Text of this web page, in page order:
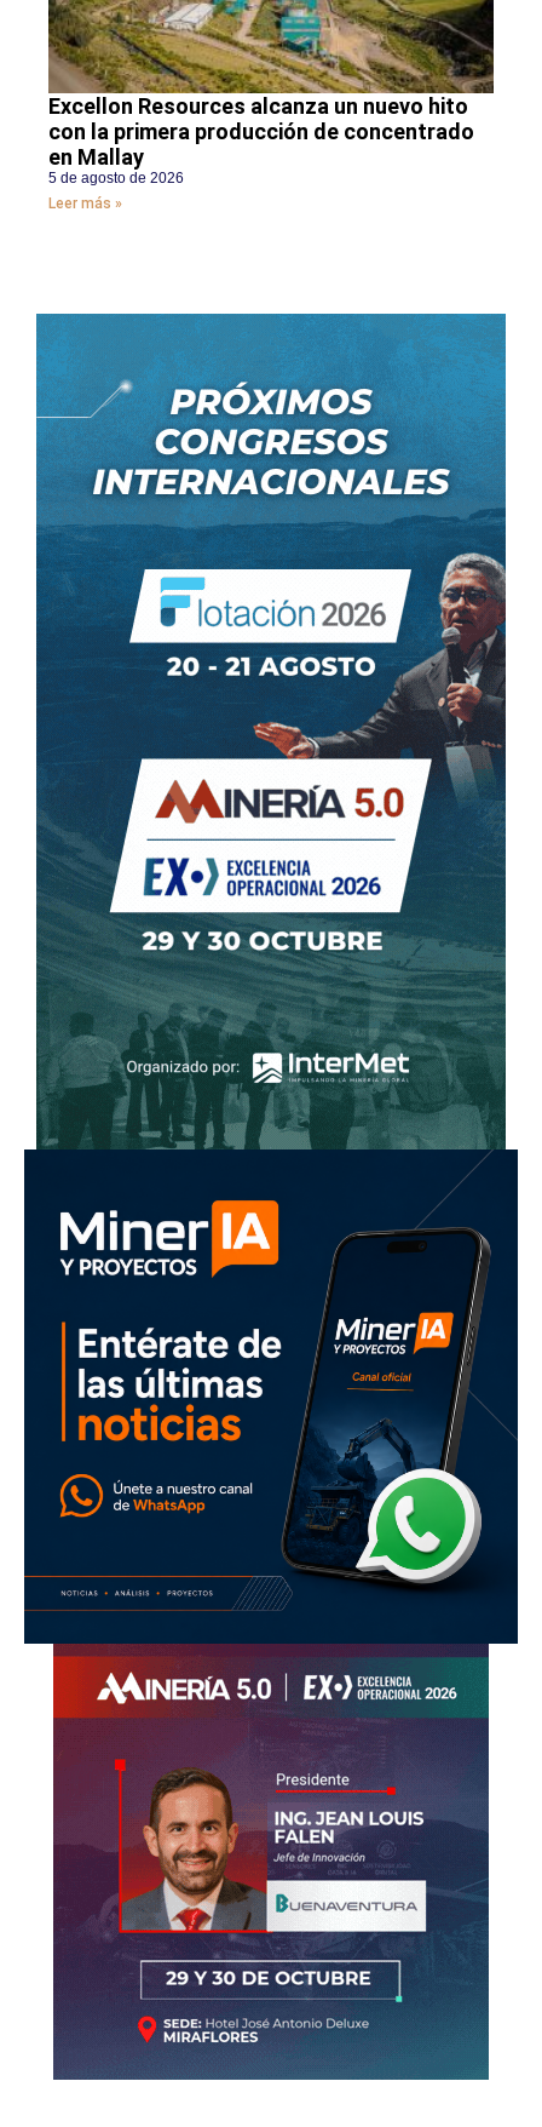
Excellon Resources alcanza un nuevo hito
con la primera producción de concentrado
en Mallay
5 de agosto de 2026
Leer más »